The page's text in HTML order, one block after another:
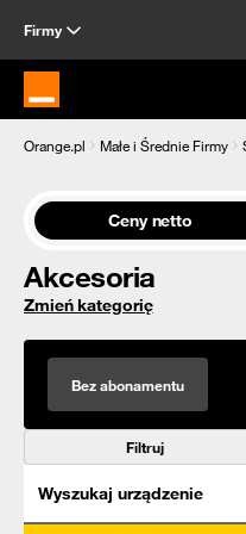
Firmy
Strona główna Orange.pl
Orange.pl Małe i Średnie Firmy
Ceny netto
Akcesoria
Zmień kategorię
Bez abonamentu
Filtruj
Wyszukaj urządzenie